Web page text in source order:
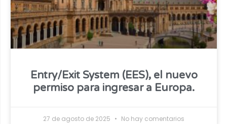
Entry/Exit System (EES), el nuevo
permiso para ingresar a Europa.
27 de agosto de 2025 No hay comentarios